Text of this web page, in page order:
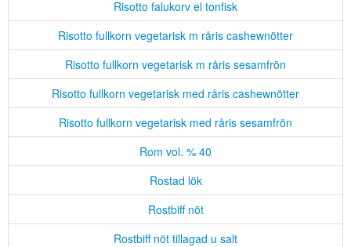
Risotto falukorv el tonfisk
Risotto fullkorn vegetarisk m råris cashewnötter
Risotto fullkorn vegetarisk m råris sesamfrön
Risotto fullkorn vegetarisk med råris cashewnötter
Risotto fullkorn vegetarisk med råris sesamfrön
Rom vol. % 40
Rostad lök
Rostbiff nöt
Rostbiff nöt tillagad u salt